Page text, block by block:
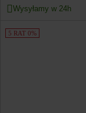
Wysyłamy w 24h
5 RAT 0%